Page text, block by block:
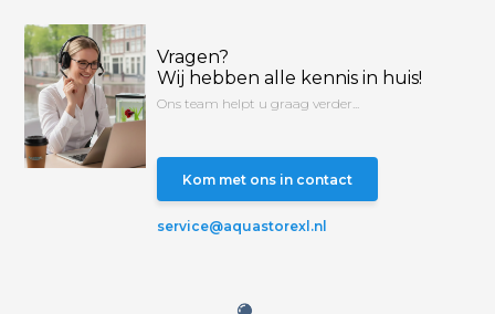
Vragen?
Wij hebben alle kennis in huis!
Ons team helpt u graag verder...
Kom met ons in contact
service@aquastorexl.nl